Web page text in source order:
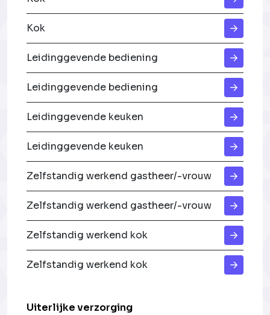
Kok
Leidinggevende bediening
Leidinggevende bediening
Leidinggevende keuken
Leidinggevende keuken
Zelfstandig werkend gastheer/-vrouw
Zelfstandig werkend gastheer/-vrouw
Zelfstandig werkend kok
Zelfstandig werkend kok
Uiterlijke verzorging